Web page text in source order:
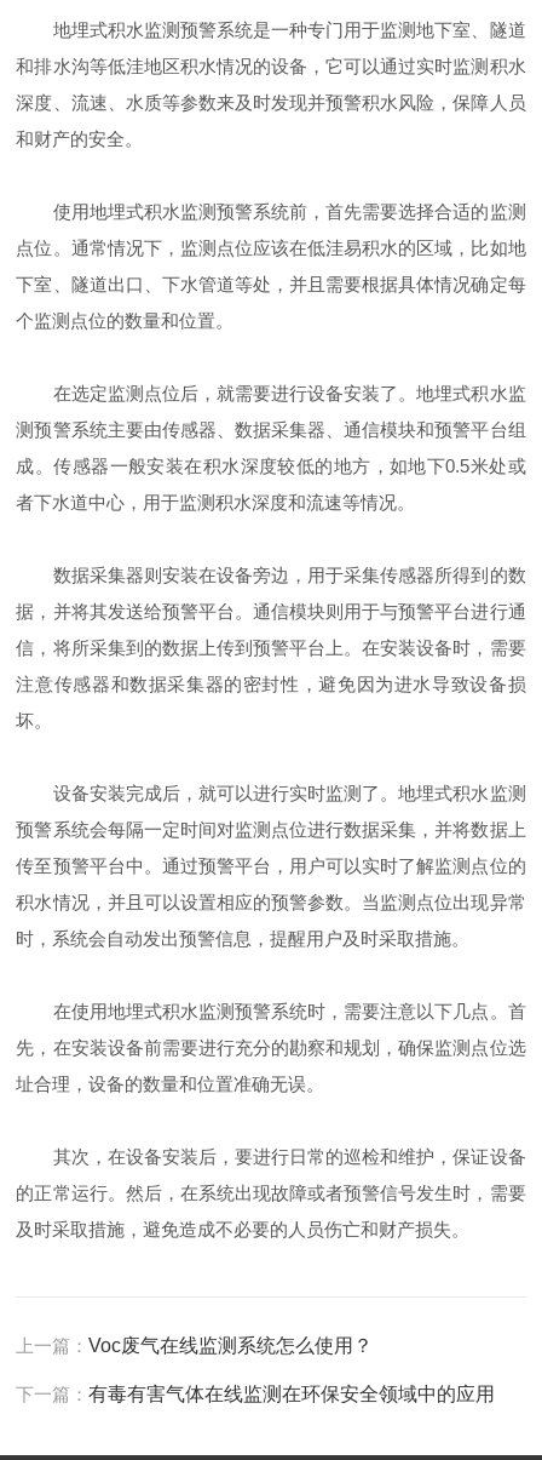
地埋式积水监测预警系统是一种专门用于监测地下室、隧道
和排水沟等低洼地区积水情况的设备，它可以通过实时监测积水
深度、流速、水质等参数来及时发现并预警积水风险，保障人员
和财产的安全。
使用地埋式积水监测预警系统前，首先需要选择合适的监测
点位。通常情况下，监测点位应该在低洼易积水的区域，比如地
下室、隧道出口、下水管道等处，并且需要根据具体情况确定每
个监测点位的数量和位置。
在选定监测点位后，就需要进行设备安装了。地埋式积水监
测预警系统主要由传感器、数据采集器、通信模块和预警平台组
成。传感器一般安装在积水深度较低的地方，如地下0.5米处或
者下水道中心，用于监测积水深度和流速等情况。
数据采集器则安装在设备旁边，用于采集传感器所得到的数
据，并将其发送给预警平台。通信模块则用于与预警平台进行通
信，将所采集到的数据上传到预警平台上。在安装设备时，需要
注意传感器和数据采集器的密封性，避免因为进水导致设备损
坏。
设备安装完成后，就可以进行实时监测了。地埋式积水监测
预警系统会每隔一定时间对监测点位进行数据采集，并将数据上
传至预警平台中。通过预警平台，用户可以实时了解监测点位的
积水情况，并且可以设置相应的预警参数。当监测点位出现异常
时，系统会自动发出预警信息，提醒用户及时采取措施。
在使用地埋式积水监测预警系统时，需要注意以下几点。首
先，在安装设备前需要进行充分的勘察和规划，确保监测点位选
址合理，设备的数量和位置准确无误。
其次，在设备安装后，要进行日常的巡检和维护，保证设备
的正常运行。然后，在系统出现故障或者预警信号发生时，需要
及时采取措施，避免造成不必要的人员伤亡和财产损失。
上一篇：Voc废气在线监测系统怎么使用？
下一篇：有毒有害气体在线监测在环保安全领域中的应用